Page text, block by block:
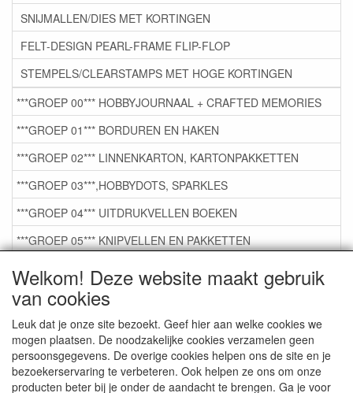
Welkom! Deze website maakt gebruik
van cookies
Leuk dat je onze site bezoekt. Geef hier aan welke cookies we
mogen plaatsen. De noodzakelijke cookies verzamelen geen
persoonsgegevens. De overige cookies helpen ons de site en je
bezoekerservaring te verbeteren. Ook helpen ze ons om onze
producten beter bij je onder de aandacht te brengen. Ga je voor
SNIJMALLEN/DIES MET KORTINGEN
FELT-DESIGN PEARL-FRAME FLIP-FLOP
STEMPELS/CLEARSTAMPS MET HOGE KORTINGEN
***GROEP 00*** HOBBYJOURNAAL + CRAFTED MEMORIES
***GROEP 01*** BORDUREN EN HAKEN
***GROEP 02*** LINNENKARTON, KARTONPAKKETTEN
***GROEP 03***,HOBBYDOTS, SPARKLES
***GROEP 04*** UITDRUKVELLEN BOEKEN
***GROEP 05*** KNIPVELLEN EN PAKKETTEN
***GROEP 06*** TAPE/LIJM SNIJMALLEN STEMPELS
***GROEP 07*** KAARTEN +SCRAP TOEBEHOREN
***GROEP 08*** TEKENEN EN KLEUREN, GELPEN,MARKER
***GROEP 09*** KRALEN EN TOEBEHOREN
***GROEP 10*** WENSKAARTEN MET ENV. €0,75